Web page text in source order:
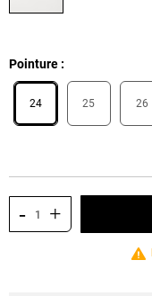
Pointure
24 25 26
- +